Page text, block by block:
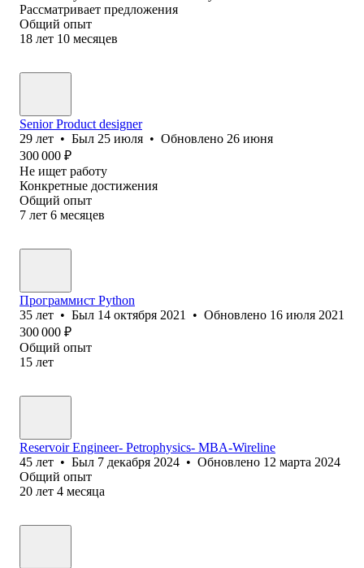
Рассматривает предложения
Общий опыт
18 лет 10 месяцев
Senior Product designer
29 лет • Был 25 июля • Обновлено 26 июня
300 000 ₽
Не ищет работу
Конкретные достижения
Общий опыт
7 лет 6 месяцев
Программист Python
35 лет • Был 14 октября 2021 • Обновлено 16 июля 2021
300 000 ₽
Общий опыт
15 лет
Reservoir Engineer- Petrophysics- MBA-Wireline
45 лет • Был 7 декабря 2024 • Обновлено 12 марта 2024
Общий опыт
20 лет 4 месяца